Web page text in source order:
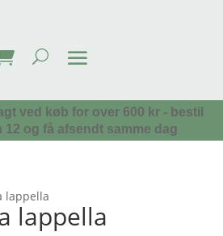
ved køb for over 600 kr - bestil
12 og få afsendt samme dag
lappella
lappella